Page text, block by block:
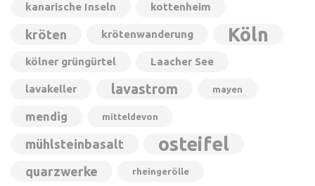
kanarische Inseln kottenheim
kröten krötenwanderung Köln
kölner grüngürtel Laacher See
lavakeller lavastrom mayen
mendig mitteldevon
mühlsteinbasalt osteifel
quarzwerke rheingerölle